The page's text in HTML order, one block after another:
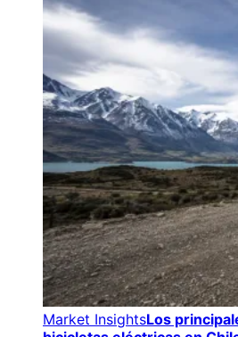
Market InsightsLos